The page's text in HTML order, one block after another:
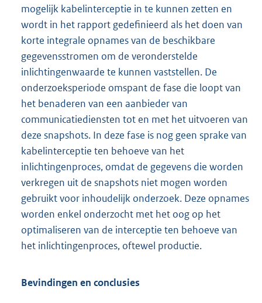
mogelijk kabelinterceptie in te kunnen zetten en
wordt in het rapport gedefinieerd als het doen van
korte integrale opnames van de beschikbare
gegevensstromen om de veronderstelde
inlichtingenwaarde te kunnen vaststellen. De
onderzoeksperiode omspant de fase die loopt van
het benaderen van een aanbieder van
communicatiediensten tot en met het uitvoeren van
deze snapshots. In deze fase is nog geen sprake van
kabelinterceptie ten behoeve van het
inlichtingenproces, omdat de gegevens die worden
verkregen uit de snapshots niet mogen worden
gebruikt voor inhoudelijk onderzoek. Deze opnames
worden enkel onderzocht met het oog op het
optimaliseren van de interceptie ten behoeve van
het inlichtingenproces, oftewel productie.
Bevindingen en conclusies